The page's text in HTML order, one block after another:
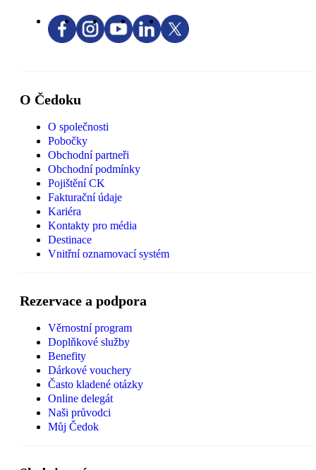
O Čedoku
O společnosti
Pobočky
Obchodní partneři
Obchodní podmínky
Pojištění CK
Fakturační údaje
Kariéra
Kontakty pro média
Destinace
Vnitřní oznamovací systém
Rezervace a podpora
Věrnostní program
Doplňkové služby
Benefity
Dárkové vouchery
Často kladené otázky
Online delegát
Naši průvodci
Můj Čedok